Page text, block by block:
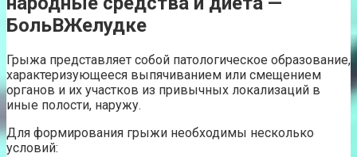
БольВЖелудке
Грыжа представляет собой патологическое образование,
характеризующееся выпячиванием или смещением
органов и их участков из привычных локализаций в
иные полости, наружу.
Для формирования грыжи необходимы несколько
условий: